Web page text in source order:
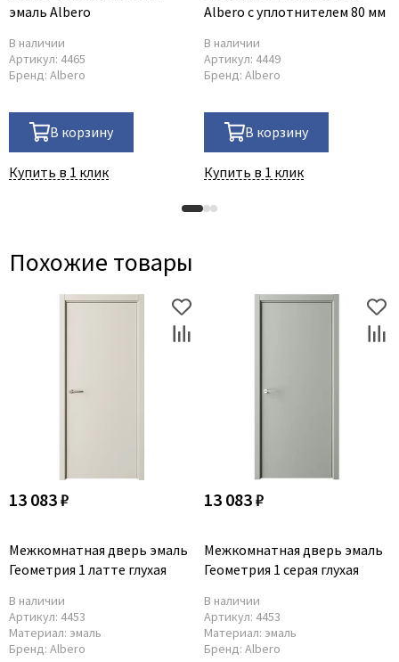
эмаль Albero
В наличии
Артикул: 4465
Бренд: Albero
В корзину
Купить в 1 клик
Albero с уплотнителем 80 мм
В наличии
Артикул: 4449
Бренд: Albero
В корзину
Купить в 1 клик
Похожие товары
13 083 ₽
Межкомнатная дверь эмаль
Геометрия 1 латте глухая
В наличии
Артикул: 4453
Материал: эмаль
Бренд: Albero
13 083 ₽
Межкомнатная дверь эмаль
Геометрия 1 серая глухая
В наличии
Артикул: 4453
Материал: эмаль
Бренд: Albero